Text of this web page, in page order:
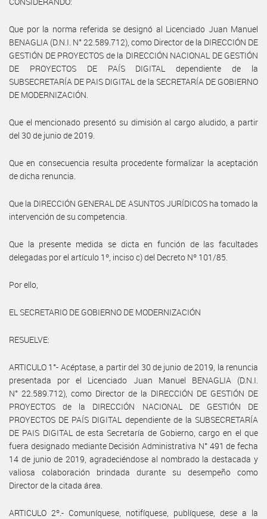
Que por la norma referida se designó al Licenciado Juan Manuel
BENAGLIA (D.N.I. N° 22.589.712), como Director de la DIRECCIÓN DE
GESTIÓN DE PROYECTOS de la DIRECCIÓN NACIONAL DE GESTIÓN
DE PROYECTOS DE PAÍS DIGITAL dependiente de la
SUBSECRETARÍA DE PAIS DIGITAL de la SECRETARÍA DE GOBIERNO
DE MODERNIZACIÓN.
Que el mencionado presentó su dimisión al cargo aludido, a partir
del 30 de junio de 2019.
Que en consecuencia resulta procedente formalizar la aceptación
de dicha renuncia.
Que la DIRECCIÓN GENERAL DE ASUNTOS JURÍDICOS ha tomado la
intervención de su competencia.
Que la presente medida se dicta en función de las facultades
delegadas por el artículo 1º, inciso c) del Decreto Nº 101/85.
Por ello,
EL SECRETARIO DE GOBIERNO DE MODERNIZACIÓN
RESUELVE:
ARTICULO 1°- Acéptase, a partir del 30 de junio de 2019, la renuncia
presentada por el Licenciado Juan Manuel BENAGLIA (D.N.I.
N° 22.589.712), como Director de la DIRECCIÓN DE GESTIÓN DE
PROYECTOS de la DIRECCIÓN NACIONAL DE GESTIÓN DE
PROYECTOS DE PAÍS DIGITAL dependiente de la SUBSECRETARÍA
DE PAIS DIGITAL de esta Secretaría de Gobierno, cargo en el que
fuera designado mediante Decisión Administrativa N° 491 de fecha
14 de junio de 2019, agradeciéndose al nombrado la destacada y
valiosa colaboración brindada durante su desempeño como
Director de la citada área.
ARTICULO 2º.- Comuníquese, notifíquese, publíquese, dese a la